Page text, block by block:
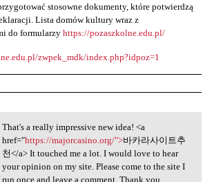
stosowne dokumenty, które potwierdzą
Lista domów kultury wraz z
do formularzy https://pozaszkolne.edu.pl/
zwpek_mdk/index.php?idpoz=1
a really impressive
That's a really impressive new idea! <a
href="https://majorcasino.org/">바카라사이트추
천</a> It touched me a lot. I would love to hear
your opinion on my site. Please come to the site I
run once and leave a comment. Thank you.